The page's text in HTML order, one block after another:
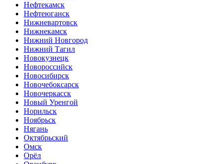
Нефтекамск
Нефтеюганск
Нижневартовск
Нижнекамск
Нижний Новгород
Нижний Тагил
Новокузнецк
Новороссийск
Новосибирск
Новочебоксарск
Новочеркасск
Новый Уренгой
Норильск
Ноябрьск
Нягань
Октябрьский
Омск
Орёл